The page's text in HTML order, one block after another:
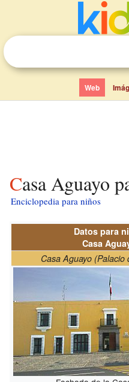
Web
Casa Aguayo
Enciclopedia para niños
Datos para
Casa
Casa Aguayo (Palacio